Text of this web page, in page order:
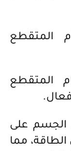
المتقطع
المتقطع
الجسم على
مما